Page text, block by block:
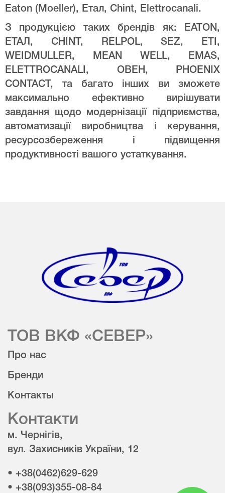
Eaton (Moeller), Етал, Chint, Elettrocanali.
З продукцією таких брендів як: EATON,
ЕТАЛ, CHINT, RELPOL, SEZ, ETI,
WEIDMULLER, MEAN WELL, EMAS,
ELETTROCANALI, ОВЕН, PHOENIX
CONTACT, та багато інших ви зможете
максимально ефективно вирішувати
завдання щодо модернізації підприємства,
автоматизації виробництва і керування,
ресурсозбереження і підвищення
продуктивності вашого устаткування.
ТОВ ВКФ «СЕВЕР»
Про нас
Бренди
Контакты
Контакти
м. Чернігів,
вул. Захисників України, 12
• +38(0462)629-629
• +38(093)355-08-84